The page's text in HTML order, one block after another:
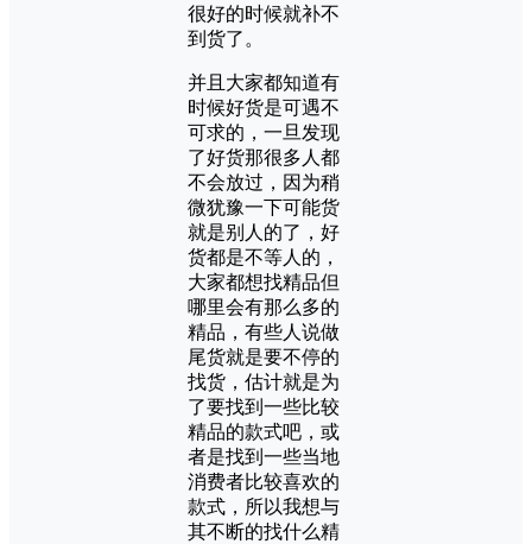
很好的时候就补不
到货了。
并且大家都知道有
时候好货是可遇不
可求的，一旦发现
了好货那很多人都
不会放过，因为稍
微犹豫一下可能货
就是别人的了，好
货都是不等人的，
大家都想找精品但
哪里会有那么多的
精品，有些人说做
尾货就是要不停的
找货，估计就是为
了要找到一些比较
精品的款式吧，或
者是找到一些当地
消费者比较喜欢的
款式，所以我想与
其不断的找什么精